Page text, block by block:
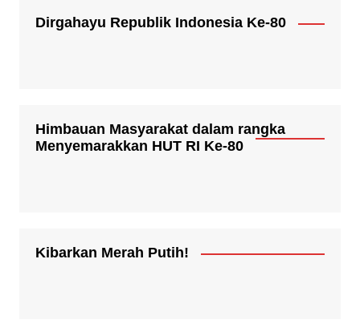
Dirgahayu Republik Indonesia Ke-80
Himbauan Masyarakat dalam rangka
Menyemarakkan HUT RI Ke-80
Kibarkan Merah Putih!